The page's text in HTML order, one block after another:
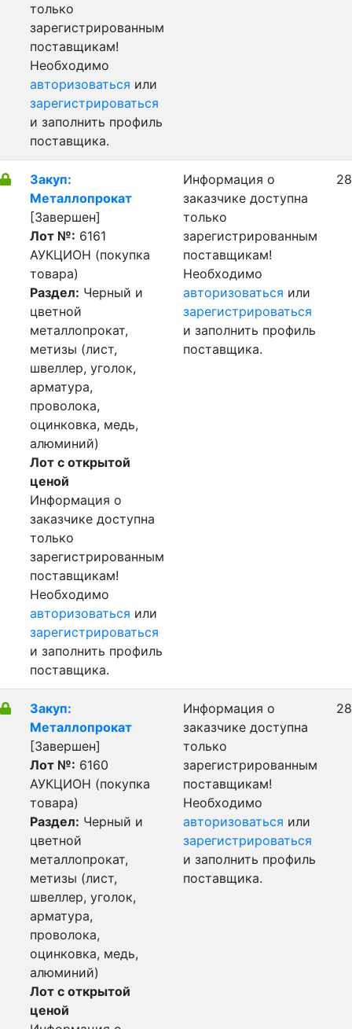
только
зарегистрированным
поставщикам!
Необходимо
авторизоваться или
зарегистрироваться
и заполнить профиль
поставщика.
Закуп:
Металлопрокат
[Завершен]
Лот №: 6161
АУКЦИОН (покупка
товара)
Раздел: Черный и
цветной
металлопрокат,
метизы (лист,
швеллер, уголок,
арматура,
проволока,
оцинковка, медь,
алюминий)
Лот с открытой
ценой
Информация о
заказчике доступна
только
зарегистрированным
поставщикам!
Необходимо
авторизоваться или
зарегистрироваться
и заполнить профиль
поставщика.
Информация о
заказчике доступна
только
зарегистрированным
поставщикам!
Необходимо
авторизоваться или
зарегистрироваться
и заполнить профиль
поставщика.
Закуп:
Металлопрокат
[Завершен]
Лот №: 6160
АУКЦИОН (покупка
товара)
Раздел: Черный и
цветной
металлопрокат,
метизы (лист,
швеллер, уголок,
арматура,
проволока,
оцинковка, медь,
алюминий)
Лот с открытой
ценой
Информация о
заказчике доступна
только
зарегистрированным
поставщикам!
Необходимо
авторизоваться или
зарегистрироваться
и заполнить профиль
поставщика.